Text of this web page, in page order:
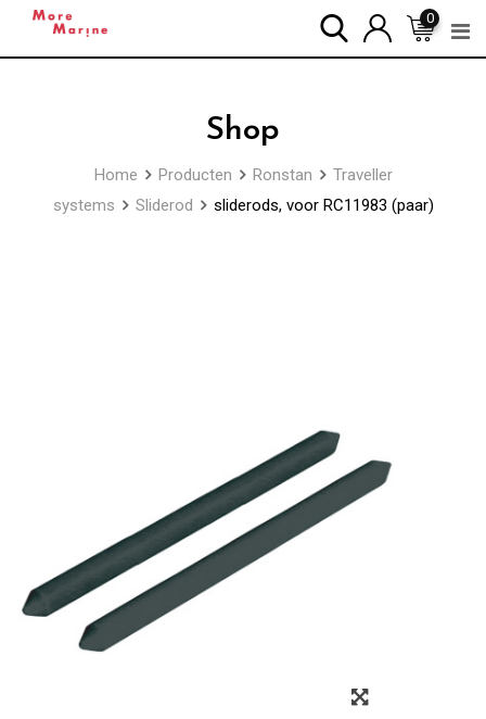
0
Shop
Home Producten Ronstan
Traveller
systems
Sliderod sliderods, voor RC11983 (paar)
Zoom